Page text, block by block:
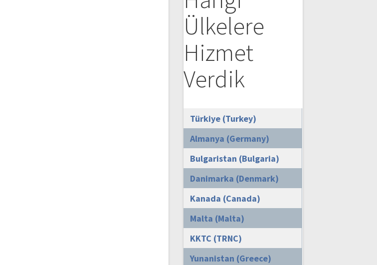
Ülkelere
Hizmet
Verdik
Türkiye (Turkey)
Almanya (Germany)
Bulgaristan (Bulgaria)
Danimarka (Denmark)
Kanada (Canada)
Malta (Malta)
KKTC (TRNC)
Yunanistan (Greece)